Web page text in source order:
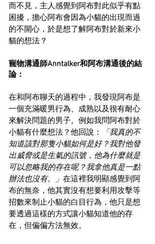
而不見，主人感覺到阿布對此似乎有點
困擾，擔心阿布會因為小貓的出現而過
的不開心，於是想了解阿布對於新來小
貓的想法？
寵物溝通師Anntalker和阿布溝通後的結
論：
在和阿布聊天的過程中，我發現阿布是
一個充滿暖男行為、成熟以及很有耐心
來解決問題的男子。例如我問阿布對於
小貓有什麼想法？他回說：
「我真的不
知道該對那隻小貓如何是好？我對他發
出威脅或是生氣的訊號，他為什麼就是
可以忽略我的存在呢？我拿他真是一點
辦法也沒有。」 在這裡我明顯感覺到阿
布的無奈，他其實沒有想要利用攻擊等
招數來制止小貓的白目行為，他只是想
要透過這樣的方式讓小貓知道他的存
在，但偏偏方法無效。